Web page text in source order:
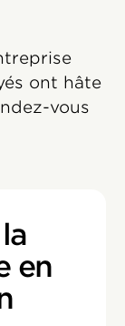
ont hâte
vous
en